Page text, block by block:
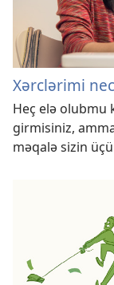
Xərclərimi
Heç elə olubmu
girmisiniz, amma
məqalə sizin